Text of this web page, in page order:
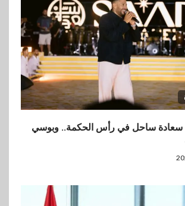
اقتصاد
ارتفاع أسعار النفط مع تصاعد
المخاوف بشأن مستقبل الملاحة
في مضيق هرمز
بنوك
البنك الزراعي يكرم موظفيه
المتميزين بعد تحقيق نتائج قياسية
ساحل في رأس الحكمة.. وبوسي